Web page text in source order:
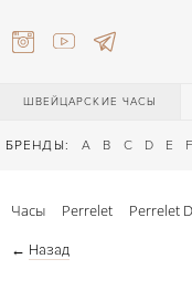
ШВЕЙЦАРСКИЕ ЧАСЫ
БРЕНДЫ: A B C D E F
Часы Perrelet Perrelet
← Назад